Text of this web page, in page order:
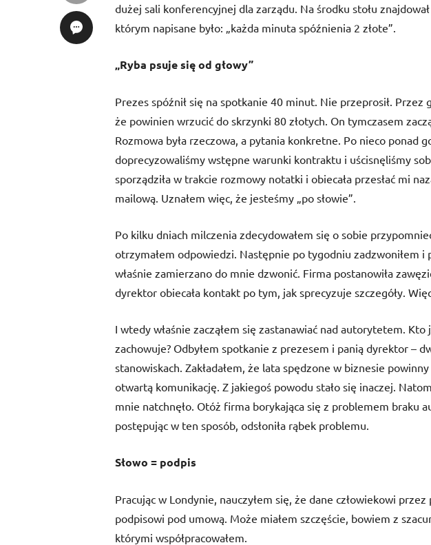
dużej sali konferencyjnej dla zarządu. Na środku stołu
którym napisane było: „każda minuta spóźnienia 2 złote”.
„Ryba psuje się od głowy”
Prezes spóźnił się na spotkanie 40 minut. Nie przeprosił. Przez
że powinien wrzucić do skrzynki 80 złotych. On tymczasem
Rozmowa była rzeczowa, a pytania konkretne. Po nieco ponad
doprecyzowaliśmy wstępne warunki kontraktu i uścisnęliśmy
sporządziła w trakcie rozmowy notatki i obiecała przesłać mi
mailową. Uznałem więc, że jesteśmy „po słowie”.
Po kilku dniach milczenia zdecydowałem się o sobie
otrzymałem odpowiedzi. Następnie po tygodniu zadzwoniłem i
właśnie zamierzano do mnie dzwonić. Firma postanowiła
dyrektor obiecała kontakt po tym, jak sprecyzuje szczegóły.
I wtedy właśnie zacząłem się zastanawiać nad autorytetem.
zachowuje? Odbyłem spotkanie z prezesem i panią dyrektor –
stanowiskach. Zakładałem, że lata spędzone w biznesie
otwartą komunikację. Z jakiegoś powodu stało się inaczej.
mnie natchnęło. Otóż firma borykająca się z problemem braku
postępując w ten sposób, odsłoniła rąbek problemu.
Słowo = podpis
Pracując w Londynie, nauczyłem się, że dane człowiekowi
podpisowi pod umową. Może miałem szczęście, bowiem z
którymi współpracowałem.